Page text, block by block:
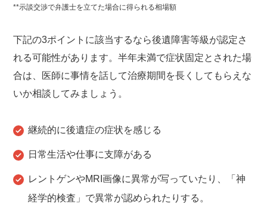
**示談交渉で弁護士を立てた場合に得られる相場額
下記の3ポイントに該当するなら後遺障害等級が認定さ
れる可能性があります。半年未満で症状固定とされた場
合は、医師に事情を話して治療期間を長くしてもらえな
いか相談してみましょう。
継続的に後遺症の症状を感じる
日常生活や仕事に支障がある
レントゲンやMRI画像に異常が写っていたり、「神
経学的検査」で異常が認められたりする。